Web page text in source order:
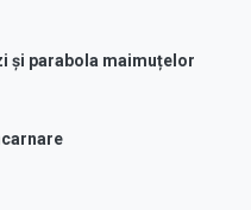
și parabola maimuțelor